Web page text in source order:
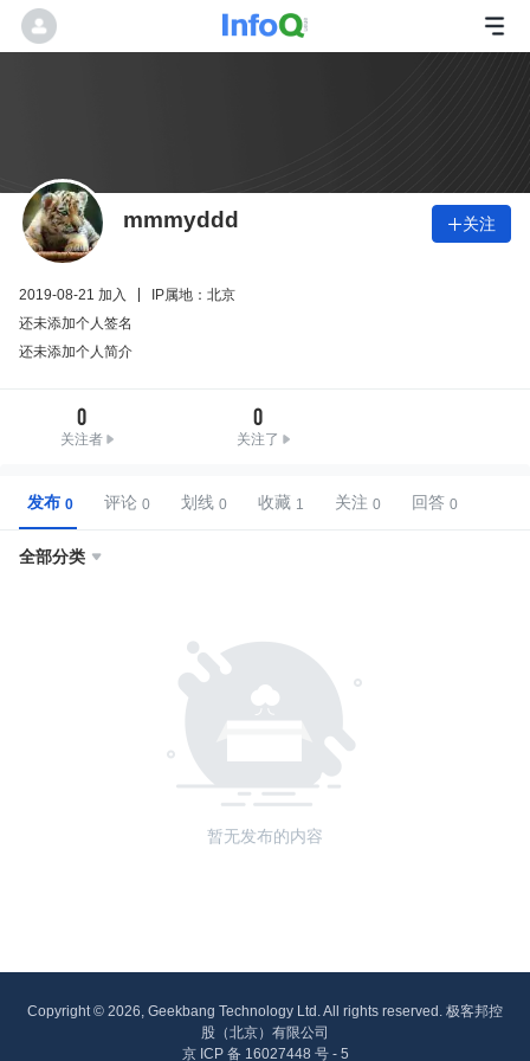
mmmyddd 关注
2019-08-21 加入
IP属地：北京
还未添加个人签名
还未添加个人简介
0
关注者
0
关注了
发布 评论 划线 收藏 关注 回答
全部分类 
暂无发布的内容
Copyright © 2026, Geekbang Technology Ltd. All rights reserved. 极客邦控
股（北京）有限公司
京 ICP 备 16027448 号 - 5